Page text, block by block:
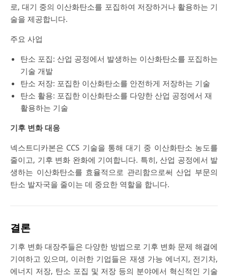
로, 대기 중의 이산화탄소를 포집하여 저장하거나 활용하는 기
술을 제공합니다.
주요 사업
탄소 포집: 산업 공정에서 발생하는 이산화탄소를 포집하는
기술 개발
탄소 저장: 포집한 이산화탄소를 안전하게 저장하는 기술
탄소 활용: 포집한 이산화탄소를 다양한 산업 공정에서 재
활용하는 기술
기후 변화 대응
넥스트디카본은 CCS 기술을 통해 대기 중 이산화탄소 농도를
줄이고, 기후 변화 완화에 기여합니다. 특히, 산업 공정에서 발
생하는 이산화탄소를 효율적으로 관리함으로써 산업 부문의
탄소 발자국을 줄이는 데 중요한 역할을 합니다.
결론
기후 변화 대장주들은 다양한 방법으로 기후 변화 문제 해결에
기여하고 있으며, 이러한 기업들은 재생 가능 에너지, 전기차,
에너지 저장, 탄소 포집 및 저장 등의 분야에서 혁신적인 기술